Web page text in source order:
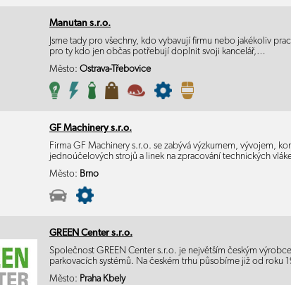
Manutan s.r.o.
Jsme tady pro všechny, kdo vybavují firmu nebo jakékoliv
pro ty kdo jen občas potřebují doplnit svoji kancelář,…
Město: Ostrava-Třebovice
GF Machinery s.r.o.
Firma GF Machinery s.r.o. se zabývá výzkumem, vývojem,
jednoúčelových strojů a linek na zpracování technických
Město: Brno
GREEN Center s.r.o.
Společnost GREEN Center s.r.o. je největším českým
parkovacích systémů. Na českém trhu působíme již od roku
Město: Praha Kbely